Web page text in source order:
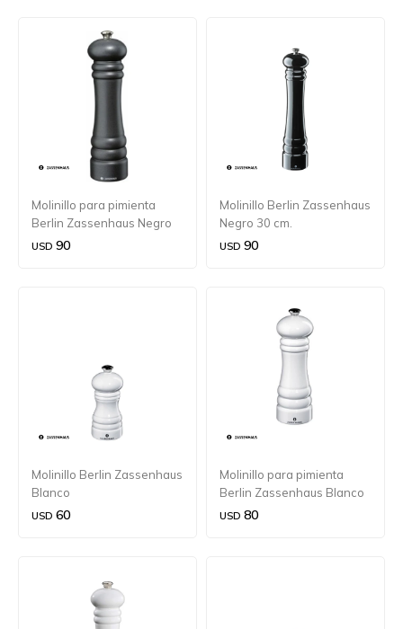
Molinillo para pimienta
Berlin Zassenhaus Negro
brillante 24 cm.
USD 90
Molinillo Berlin Zassenhaus
Negro 30 cm.
USD 90
Molinillo Berlin Zassenhaus
Blanco
USD 60
Molinillo para pimienta
Berlin Zassenhaus Blanco
18 cm.
USD 80